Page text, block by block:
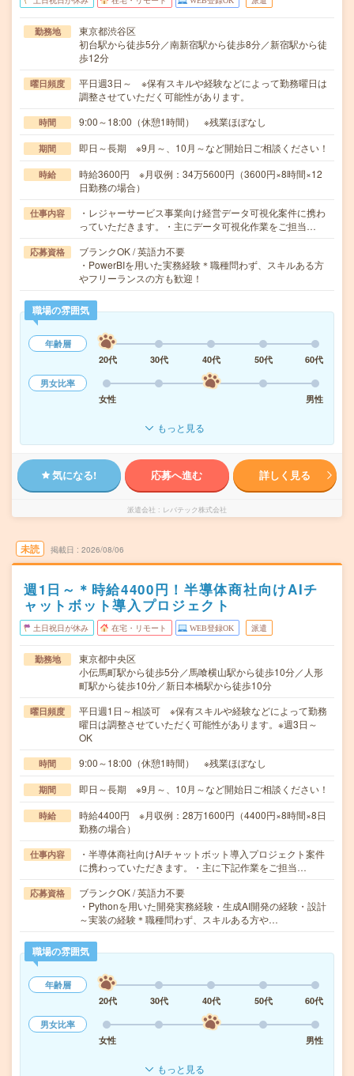
勤務地
東京都渋谷区
初台駅から徒歩5分／南新宿駅から徒歩8分／新宿駅から徒
歩12分
曜日頻度
平日週3日～ ※保有スキルや経験などによって勤務曜日は
調整させていただく可能性があります。
時間 9:00～18:00（休憩1時間） ※残業ほぼなし
期間 即日～長期 ※9月～、10月～など開始日ご相談ください！
時給
時給3600円 ※月収例：34万5600円（3600円×8時間×12
日勤務の場合）
仕事内容
・レジャーサービス事業向け経営データ可視化案件に携わ
っていただきます。・主にデータ可視化作業をご担当…
応募資格
ブランクOK / 英語力不要
・PowerBIを用いた実務経験＊職種問わず、スキルある方
やフリーランスの方も歓迎！
職場の雰囲気
年齢層
20代
30代 40代 50代
60代
男女比率
女性
男性
もっと見る
気になる! 応募へ進む 詳しく見る
派遣会社 レバテック株式会社
未読 掲載日 2026/08/06
週1日～＊時給4400円！半導体商社向けAIチ
ャットボット導入プロジェクト
土日祝日が休み 在宅・リモート WEB登録OK 派遣
勤務地
東京都中央区
小伝馬町駅から徒歩5分／馬喰横山駅から徒歩10分／人形
町駅から徒歩10分／新日本橋駅から徒歩10分
曜日頻度
平日週1日～相談可 ※保有スキルや経験などによって勤務
曜日は調整させていただく可能性があります。※週3日～
OK
時間 9:00～18:00（休憩1時間） ※残業ほぼなし
期間 即日～長期 ※9月～、10月～など開始日ご相談ください！
時給
時給4400円 ※月収例：28万1600円（4400円×8時間×8日
勤務の場合）
仕事内容
・半導体商社向けAIチャットボット導入プロジェクト案件
に携わっていただきます。・主に下記作業をご担当…
応募資格
ブランクOK / 英語力不要
・Pythonを用いた開発実務経験・生成AI開発の経験・設計
～実装の経験＊職種問わず、スキルある方や…
職場の雰囲気
年齢層
20代
30代 40代 50代
60代
男女比率
女性
男性
もっと見る